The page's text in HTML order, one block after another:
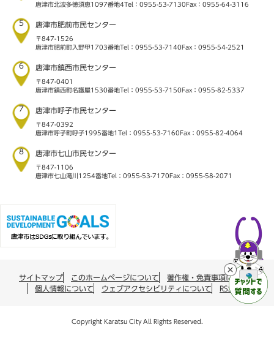
唐津市北波多徳須恵1097番地4Tel：0955-53-7130 Fax：0955-64-3116
5 唐津市肥前市民センター
〒847-1526
唐津市肥前町入野甲1703番地Tel：0955-53-7140 Fax：0955-54-2521
6 唐津市鎮西市民センター
〒847-0401
唐津市鎮西町名護屋1530番地Tel：0955-53-7150 Fax：0955-82-5337
7 唐津市呼子市民センター
〒847-0392
唐津市呼子町呼子1995番地1 Tel：0955-53-7160 Fax：0955-82-4064
8 唐津市七山市民センター
〒847-1106
唐津市七山滝川1254番地Tel：0955-53-7170 Fax：0955-58-2071
サイトマップ このホームページについて
著作権・免責事項について
個人情報について
ウェブアクセシビリティについて RSS配信
Copyright Karatsu City All Rights Reserved.